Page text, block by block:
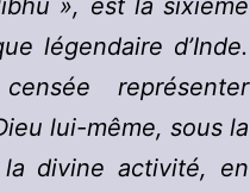
», est la sixième
légendaire d’Inde.
représenter
lui-même, sous la
divine activité, en